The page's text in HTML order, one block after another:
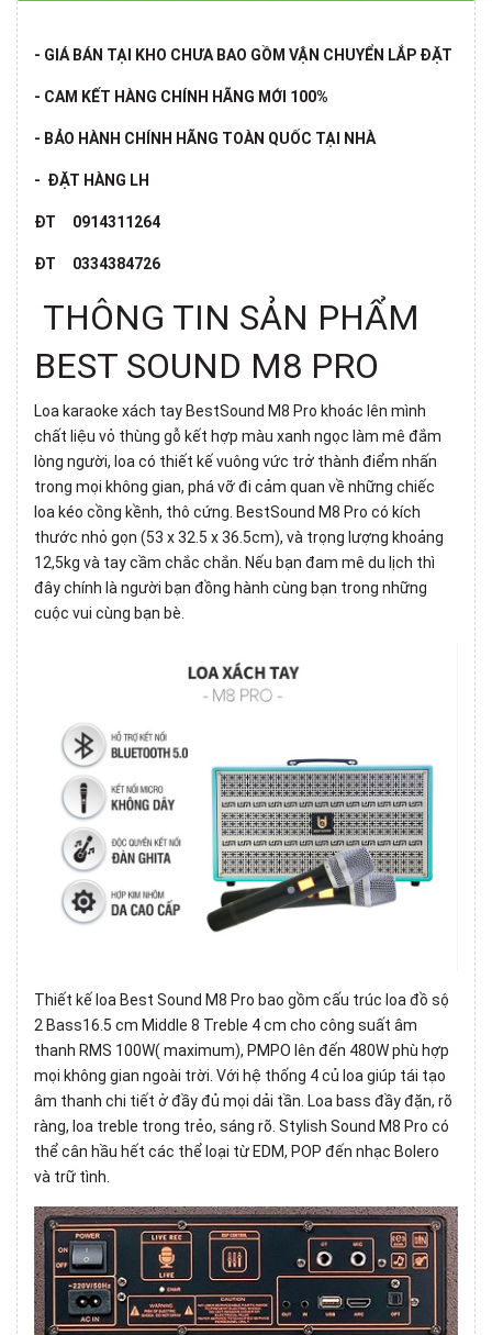
- GIÁ BÁN TẠI KHO CHƯA BAO GỒM VẬN CHUYỂN LẮP ĐẶT
- CAM KẾT HÀNG CHÍNH HÃNG MỚI 100%
- BẢO HÀNH CHÍNH HÃNG TOÀN QUỐC TẠI NHÀ
- ĐẶT HÀNG LH
ĐT 0914311264
ĐT 0334384726
THÔNG TIN SẢN PHẨM
BEST SOUND M8 PRO
Loa karaoke xách tay BestSound M8 Pro khoác lên mình
chất liệu vỏ thùng gỗ kết hợp màu xanh ngọc làm mê đắm
lòng người, loa có thiết kế vuông vức trở thành điểm nhấn
trong mọi không gian, phá vỡ đi cảm quan về những chiếc
loa kéo cồng kềnh, thô cứng. BestSound M8 Pro có kích
thước nhỏ gọn (53 x 32.5 x 36.5cm), và trọng lượng khoảng
12,5kg và tay cầm chắc chắn. Nếu bạn đam mê du lịch thì
đây chính là người bạn đồng hành cùng bạn trong những
cuộc vui cùng bạn bè.
Thiết kế loa Best Sound M8 Pro bao gồm cấu trúc loa đồ sộ
2 Bass16.5 cm Middle 8 Treble 4 cm cho công suất âm
thanh RMS 100W( maximum), PMPO lên đến 480W phù hợp
mọi không gian ngoài trời. Với hệ thống 4 củ loa giúp tái tạo
âm thanh chi tiết ở đầy đủ mọi dải tần. Loa bass đầy đặn, rõ
ràng, loa treble trong trẻo, sáng rõ. Stylish Sound M8 Pro có
thể cân hầu hết các thể loại từ EDM, POP đến nhạc Bolero
và trữ tình.